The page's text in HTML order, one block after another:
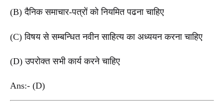
(B) दैनिक समाचार-पत्रों को नियमित पढना चाहिए
(C) विषय से सम्बन्धित नवीन साहित्य का अध्ययन करना चाहिए
(D) उपरोक्त सभी कार्य करने चाहिए
Ans:- (D)